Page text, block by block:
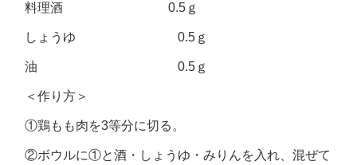
料理酒 0.5ｇ
しょうゆ 0.5ｇ
油 0.5ｇ
＜作り方＞
①鶏もも肉を3等分に切る。
②ボウルに①と酒・しょうゆ・みりんを入れ、混ぜて